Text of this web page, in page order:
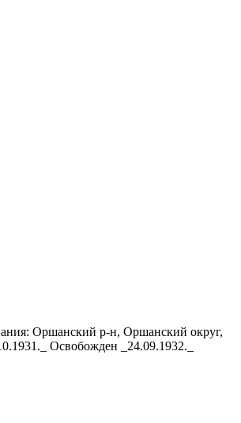
Оршанский р-н, Оршанский округ,
Освобожден _24.09.1932._